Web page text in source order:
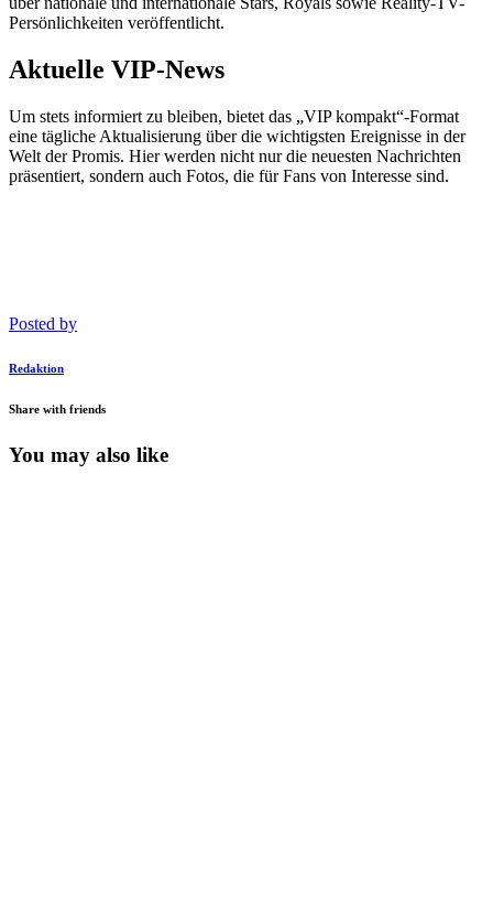
Persönlichkeiten veröffentlicht.
Aktuelle VIP-News
Um stets informiert zu bleiben, bietet das „VIP kompakt“-Format
eine tägliche Aktualisierung über die wichtigsten Ereignisse in der
Welt der Promis. Hier werden nicht nur die neuesten Nachrichten
präsentiert, sondern auch Fotos, die für Fans von Interesse sind.
Posted by
Redaktion
Share with friends
You may also like